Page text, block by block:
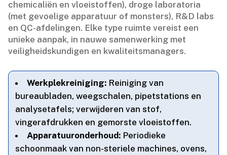
chemicaliën en vloeistoffen), droge laboratoria
(met gevoelige apparatuur of monsters), R&D labs
en QC-afdelingen.​ Elke type ruimte vereist een
unieke aanpak, in nauwe samenwerking met
veiligheidskundigen en kwaliteitsmanagers.​
Werkplekreiniging: Reiniging van
bureaubladen, weegschalen, pipetstations en
analysetafels; verwijderen van stof,
vingerafdrukken en gemorste vloeistoffen.​
Apparatuuronderhoud: Periodieke
schoonmaak van non-steriele machines, ovens,